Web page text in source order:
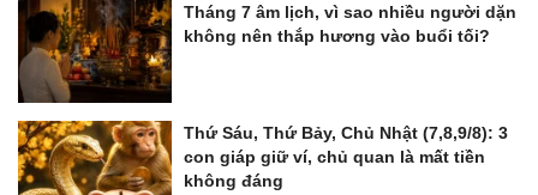
Tháng 7 âm lịch, vì sao nhiều người dặn
không nên thắp hương vào buổi tối?
Thứ Sáu, Thứ Bảy, Chủ Nhật (7,8,9/8): 3
con giáp giữ ví, chủ quan là mất tiền
không đáng